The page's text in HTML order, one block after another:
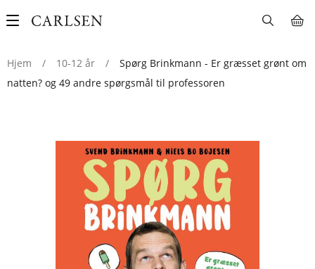
Main
Hjem
/ 10-12 år /
Spørg Brinkmann - Er græsset grønt om
natten? og 49 andre spørgsmål til professoren